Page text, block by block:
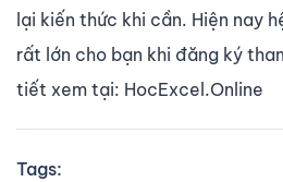
lại kiến thức khi cần. Hiện nay
rất lớn cho bạn khi đăng ký
tiết xem tại: HocExcel.Online
Tags: